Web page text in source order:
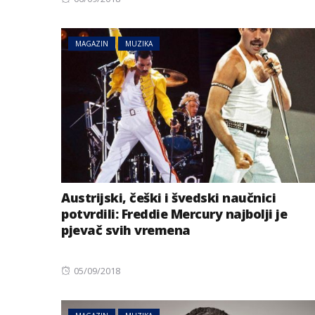
MAGAZIN MUZIKA
Austrijski, češki i švedski naučnici
potvrdili: Freddie Mercury najbolji je
pjevač svih vremena
Posted
05/09/2018